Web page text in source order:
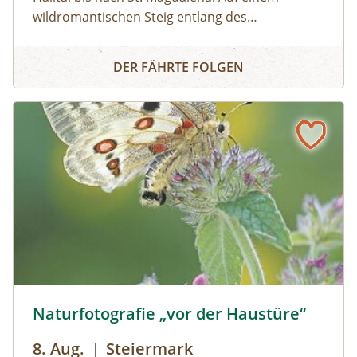
wildromantischen Steig entlang des
welcher für seine Pflanzenvielfalt bekannt ist.
Ausgerüstet mit Swarovski Ferngläsern lassen
Steinadler beobachten!
Ins Blumenparadies zum Issanger
DER FÄHRTE FOLGEN
Naturfotografie „vor der Haustüre“
8. Aug. | Steiermark